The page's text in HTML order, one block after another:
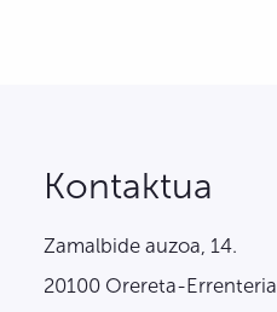
Kontaktua
Zamalbide auzoa, 14.
20100 Orereta-Errenteria